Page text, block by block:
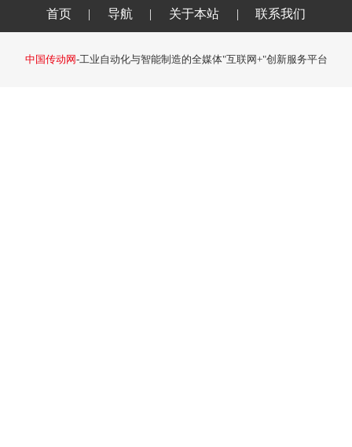
首页 | 导航 | 关于本站 | 联系我们
中国传动网-工业自动化与智能制造的全媒体"互联网+"创新服务平台